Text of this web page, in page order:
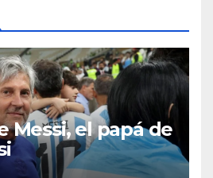
Messi, el papá de